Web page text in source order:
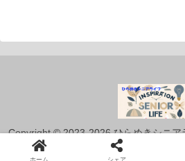
Copyright © 2023-2026 ひらめきシニア
ホーム シェア